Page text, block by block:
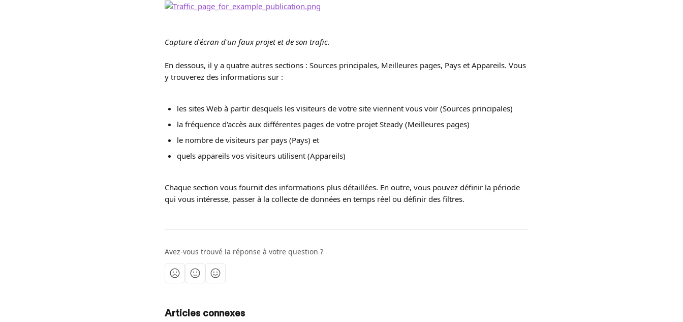
Capture d'écran d'un faux projet et de son trafic.
En dessous, il y a quatre autres sections : Sources principales, Meilleures pages, Pays et Appareils. Vous
y trouverez des informations sur :
les sites Web à partir desquels les visiteurs de votre site viennent vous voir (Sources principales)
la fréquence d'accès aux différentes pages de votre projet Steady (Meilleures pages)
le nombre de visiteurs par pays (Pays) et
quels appareils vos visiteurs utilisent (Appareils)
Chaque section vous fournit des informations plus détaillées. En outre, vous pouvez définir la période
qui vous intéresse, passer à la collecte de données en temps réel ou définir des filtres.
Avez-vous trouvé la réponse à votre question ?
Articles connexes